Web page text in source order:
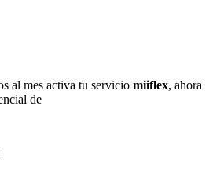
al mes activa tu servicio miiflex, ahora
de